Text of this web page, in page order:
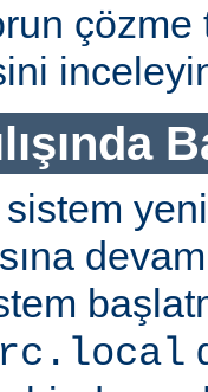
çözme
rc.local